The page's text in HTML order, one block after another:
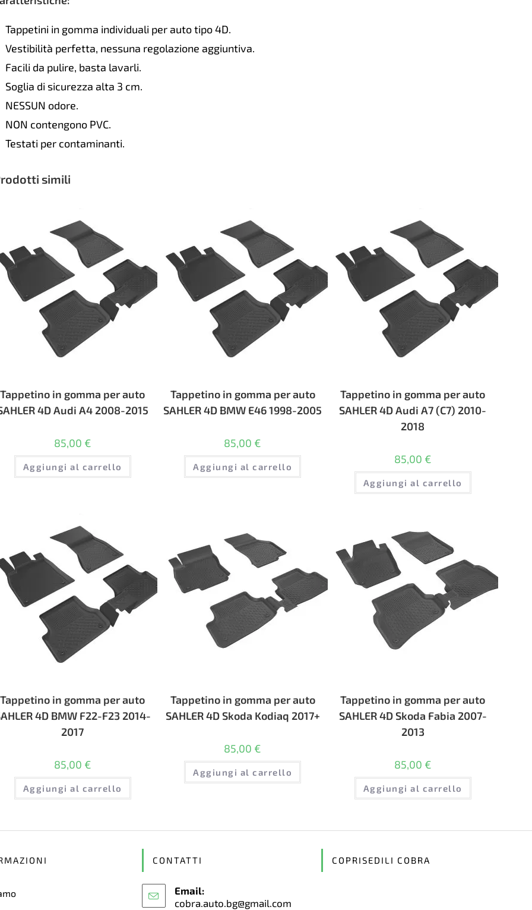
Tappetini in gomma individuali per auto tipo 4D.
Vestibilità perfetta, nessuna regolazione aggiuntiva.
Facili da pulire, basta lavarli.
Soglia di sicurezza alta 3 cm.
NESSUN odore.
NON contengono PVC.
Testati per contaminanti.
simili
Tappetino in gomma per auto
4D Audi A4 2008-2015
85,00 €
Aggiungi al carrello
Tappetino in gomma per auto
SAHLER 4D BMW E46 1998-2005
85,00 €
Aggiungi al carrello
Tappetino in gomma per auto
SAHLER 4D Audi A7 (С7) 2010-
2018
85,00 €
Aggiungi al carrello
Tappetino in gomma per auto
4D BMW F22-F23 2014-
2017
85,00 €
Aggiungi al carrello
Tappetino in gomma per auto
SAHLER 4D Skoda Kodiaq 2017+
85,00 €
Aggiungi al carrello
Tappetino in gomma per auto
SAHLER 4D Skoda Fabia 2007-
2013
85,00 €
Aggiungi al carrello
CONTATTI
Email:
cobra.auto.bg@gmail.comOpens
COPRISEDILI COBRA